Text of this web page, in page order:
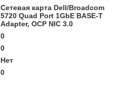
Сетевая карта Dell/Broadcom
5720 Quad Port 1GbE BASE-T
Adapter, OCP NIC 3.0
0
0
Нет
0